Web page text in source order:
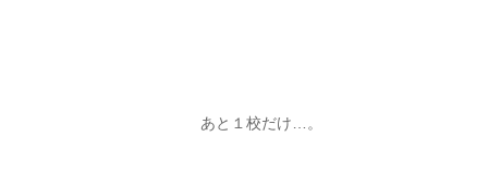
あと１校だけ…。